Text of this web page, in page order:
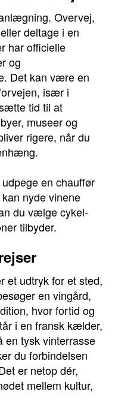
Overvej,
deltage i en
har officielle
og
Det kan være en
især i
tid til at
museer og
rigere, når du
en chauffør
nyde vinene
du vælge cykel-
tilbyder.
et udtryk for et sted,
en vingård,
hvor fortid og
i en fransk kælder,
en tysk vinterrasse
du forbindelsen
er netop dér,
mellem kultur,